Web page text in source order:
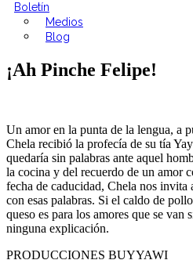
Boletín
Medios
Blog
¡Ah Pinche Felipe!
Un amor en la punta de la lengua, a
Chela recibió la profecía de su tía
quedaría sin palabras ante aquel
la cocina y del recuerdo de un amor
fecha de caducidad, Chela nos invita
con esas palabras. Si el caldo de
queso es para los amores que se van
ninguna explicación.
PRODUCCIONES BUYYAWI